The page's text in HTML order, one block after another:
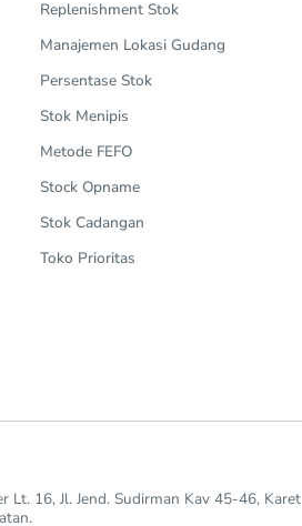
Replenishment Stok
Manajemen Lokasi Gudang
Persentase Stok
Stok Menipis
Metode FEFO
Stock Opname
Stok Cadangan
Toko Prioritas
Lt. 16, Jl. Jend. Sudirman Kav 45-46, Karet